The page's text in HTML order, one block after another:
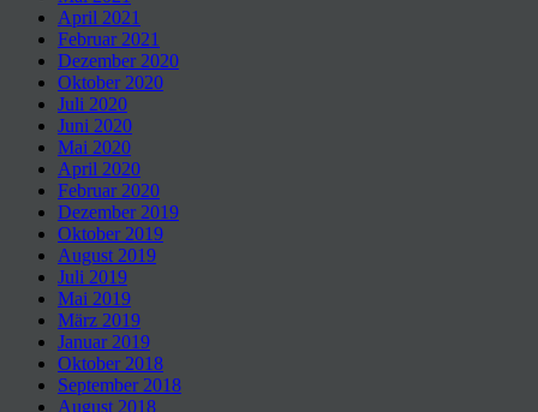
April 2021
Februar 2021
Dezember 2020
Oktober 2020
Juli 2020
Juni 2020
Mai 2020
April 2020
Februar 2020
Dezember 2019
Oktober 2019
August 2019
Juli 2019
Mai 2019
März 2019
Januar 2019
Oktober 2018
September 2018
August 2018